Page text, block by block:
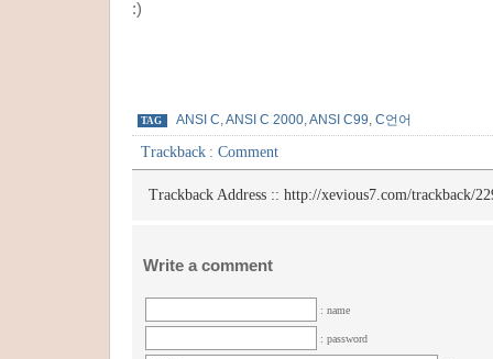
:)
TAG ANSI C,ANSI C 2000,ANSI C99, C언어
Trackback : Comment
Trackback Address :: http://xevious7.com/trackback/
Write a comment
: name
: password